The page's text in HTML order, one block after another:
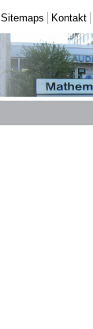
Sitemaps Kontakt